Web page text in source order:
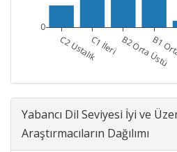
C2 UstalıkC1 İleri B2 Orta Üstü
B1
0
Yabancı Dil Seviyesi İyi ve
Araştırmacıların Dağılımı